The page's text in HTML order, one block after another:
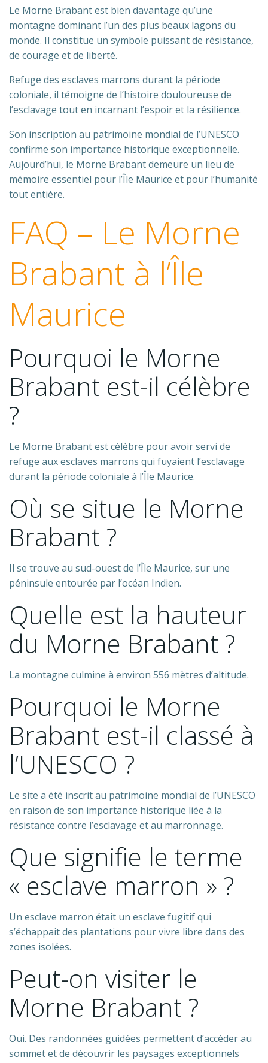
Le Morne Brabant est bien davantage qu’une
montagne dominant l’un des plus beaux lagons du
monde. Il constitue un symbole puissant de résistance,
de courage et de liberté.
Refuge des esclaves marrons durant la période
coloniale, il témoigne de l’histoire douloureuse de
l’esclavage tout en incarnant l’espoir et la résilience.
Son inscription au patrimoine mondial de l’UNESCO
confirme son importance historique exceptionnelle.
Aujourd’hui, le Morne Brabant demeure un lieu de
mémoire essentiel pour l’Île Maurice et pour l’humanité
tout entière.
FAQ – Le Morne
Brabant à l’Île
Maurice
Pourquoi le Morne
Brabant est-il célèbre
?
Le Morne Brabant est célèbre pour avoir servi de
refuge aux esclaves marrons qui fuyaient l’esclavage
durant la période coloniale à l’Île Maurice.
Où se situe le Morne
Brabant ?
Il se trouve au sud-ouest de l’Île Maurice, sur une
péninsule entourée par l’océan Indien.
Quelle est la hauteur
du Morne Brabant ?
La montagne culmine à environ 556 mètres d’altitude.
Pourquoi le Morne
Brabant est-il classé à
l’UNESCO ?
Le site a été inscrit au patrimoine mondial de l’UNESCO
en raison de son importance historique liée à la
résistance contre l’esclavage et au marronnage.
Que signifie le terme
« esclave marron » ?
Un esclave marron était un esclave fugitif qui
s’échappait des plantations pour vivre libre dans des
zones isolées.
Peut-on visiter le
Morne Brabant ?
Oui. Des randonnées guidées permettent d’accéder au
sommet et de découvrir les paysages exceptionnels